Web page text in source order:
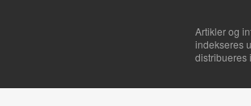
Artikler og
indekseres
distribueres